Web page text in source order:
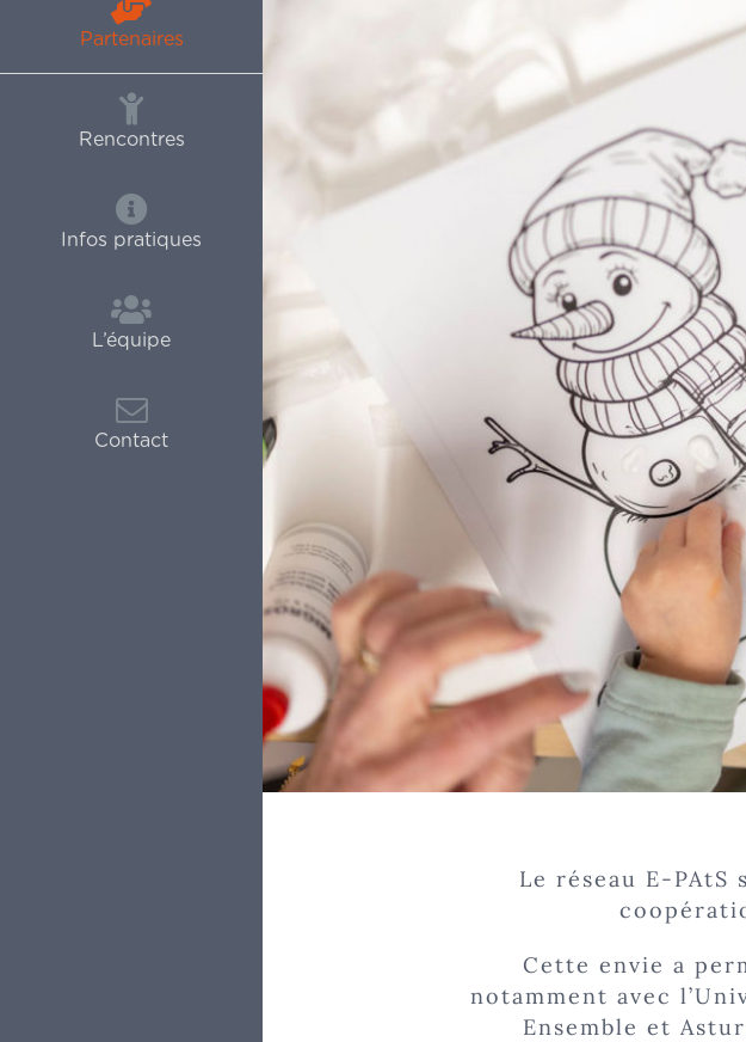
Partenaires
Rencontres
Infos pratiques
L’équipe
Contact
Le réseau E-
Cette envie a
notamment avec
Ensemble et